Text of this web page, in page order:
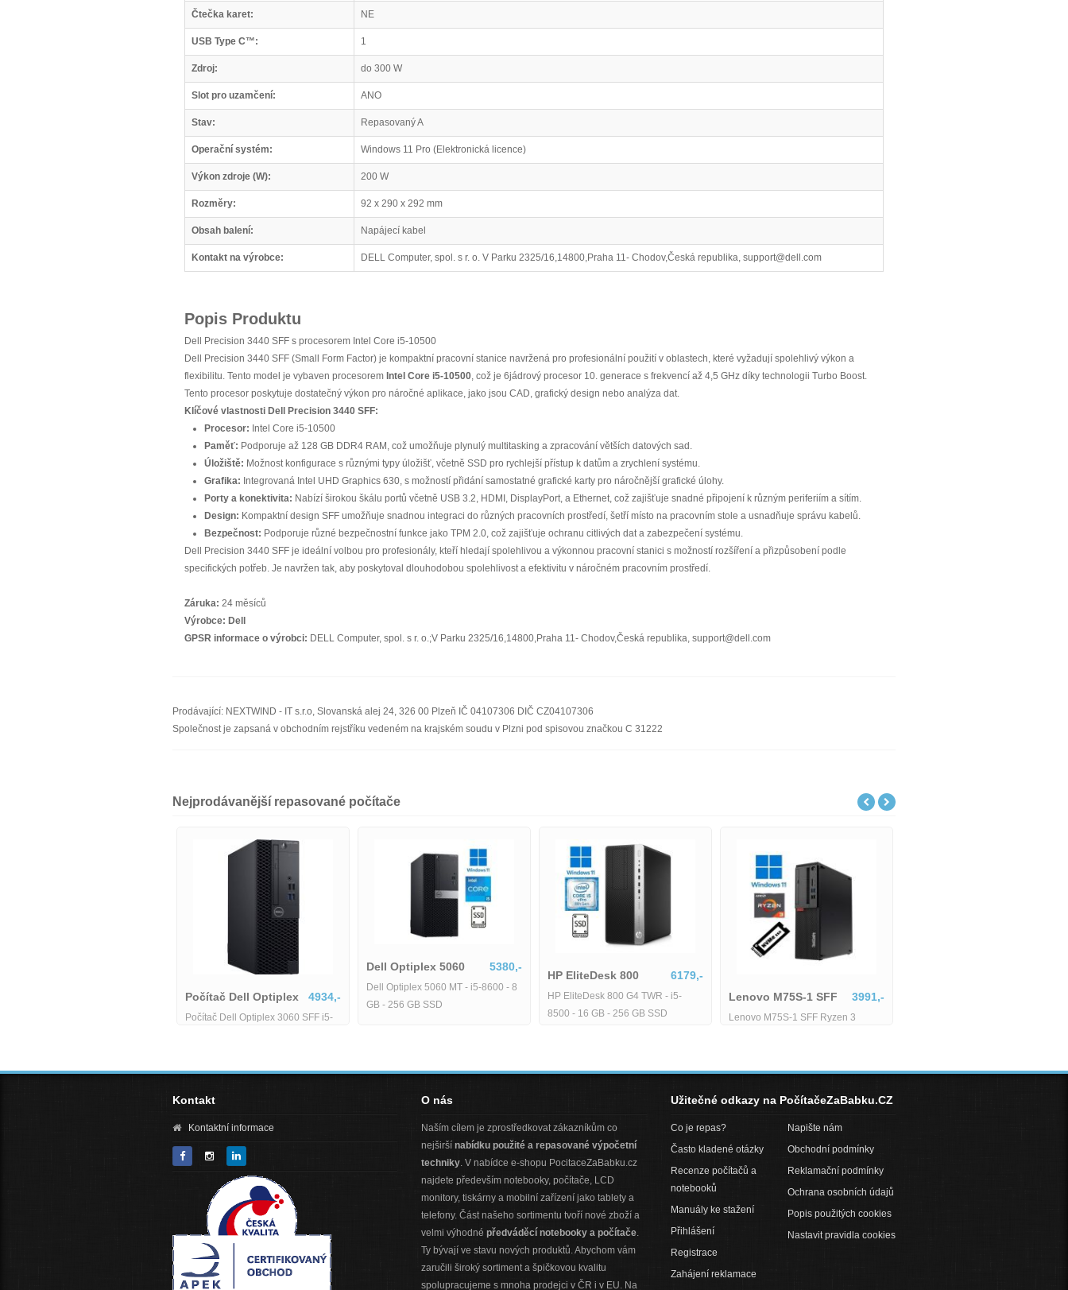
Čtečka karet: NE
USB Type C™: 1
Zdroj: do 300 W
Slot pro uzamčení: ANO
Stav: Repasovaný A
Operační systém: Windows 11 Pro (Elektronická licence)
Výkon zdroje (W): 200 W
Rozměry: 92 x 290 x 292 mm
Obsah balení: Napájecí kabel
Kontakt na výrobce: DELL Computer, spol. s r. o. V Parku 2325/16,14800,Praha 11- Chodov,Česká republika, support@dell.com
Popis Produktu
Dell Precision 3440 SFF s procesorem Intel Core i5-10500
Dell Precision 3440 SFF (Small Form Factor) je kompaktní pracovní stanice navržená pro profesionální použití v oblastech, které vyžadují spolehlivý výkon a
flexibilitu. Tento model je vybaven procesorem Intel Core i5-10500, což je 6jádrový procesor 10. generace s frekvencí až 4,5 GHz díky technologii Turbo Boost.
Tento procesor poskytuje dostatečný výkon pro náročné aplikace, jako jsou CAD, grafický design nebo analýza dat.
Klíčové vlastnosti Dell Precision 3440 SFF:
Procesor: Intel Core i5-10500
Paměť: Podporuje až 128 GB DDR4 RAM, což umožňuje plynulý multitasking a zpracování větších datových sad.
Úložiště: Možnost konfigurace s různými typy úložišť, včetně SSD pro rychlejší přístup k datům a zrychlení systému.
Grafika: Integrovaná Intel UHD Graphics 630, s možností přidání samostatné grafické karty pro náročnější grafické úlohy.
Porty a konektivita: Nabízí širokou škálu portů včetně USB 3.2, HDMI, DisplayPort, a Ethernet, což zajišťuje snadné připojení k různým periferiím a sítím.
Design: Kompaktní design SFF umožňuje snadnou integraci do různých pracovních prostředí, šetří místo na pracovním stole a usnadňuje správu kabelů.
Bezpečnost: Podporuje různé bezpečnostní funkce jako TPM 2.0, což zajišťuje ochranu citlivých dat a zabezpečení systému.
Dell Precision 3440 SFF je ideální volbou pro profesionály, kteří hledají spolehlivou a výkonnou pracovní stanici s možností rozšíření a přizpůsobení podle
specifických potřeb. Je navržen tak, aby poskytoval dlouhodobou spolehlivost a efektivitu v náročném pracovním prostředí.
Záruka: 24 měsíců
Výrobce: Dell
GPSR informace o výrobci: DELL Computer, spol. s r. o.;V Parku 2325/16,14800,Praha 11- Chodov,Česká republika, support@dell.com
Prodávající: NEXTWIND - IT s.r.o, Slovanská alej 24, 326 00 Plzeň IČ 04107306 DIČ CZ04107306
Společnost je zapsaná v obchodním rejstříku vedeném na krajském soudu v Plzni pod spisovou značkou C 31222
Nejprodávanější repasované počítače
Dell Optiplex 5060
- 8 GB - 128 GB SSD - Wifi
HP EliteDesk 800 G4 TWR - i5-
8500 - 16 GB - 256 GB SSD
Kontakt
Kontaktní informace
O nás
Naším cílem je zprostředkovat zákazníkům co
nejširšínabídku použité a repasované výpočetní
techniky. V nabídce e-shopu PocitaceZaBabku.cz
najdete především notebooky, počítače, LCD
monitory, tiskárny a mobilní zařízení jako tablety a
telefony. Část našeho sortimentu tvoří nové zboží a
velmi výhodnépředváděcí notebooky a počítače.
Ty bývají ve stavu nových produktů. Abychom vám
zaručili široký sortiment a špičkovou kvalitu
spolupracujeme s mnoha prodejci v ČR i v EU. Na
Užitečné odkazy na PočítačeZaBabku.CZ
Co je repas?
Často kladené otázky
Recenze počítačů a
notebooků
Manuály ke stažení
Přihlášení
Registrace
Zahájení reklamace
Napište nám
Obchodní podmínky
Reklamační podmínky
Ochrana osobních údajů
Popis použitých cookies
Nastavit pravidla cookies